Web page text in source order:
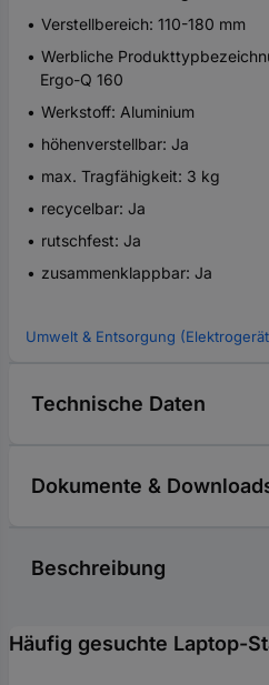
Verstellbereich: 110-180 mm
Werbliche
Ergo-Q 160
Werkstoff: Aluminium
höhenverstellbar: Ja
max. Tragfähigkeit: 3 kg
recycelbar: Ja
rutschfest: Ja
zusammenklappbar: Ja
Umwelt & Entsorgung
Technische Daten
Dokumente &
Beschreibung
Häufig gesuchte Laptop-